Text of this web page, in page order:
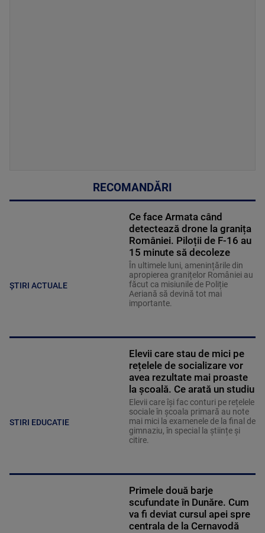
RECOMANDĂRI
ȘTIRI ACTUALE
Ce face Armata când
detectează drone la granița
României. Piloții de F-16 au
15 minute să decoleze
În ultimele luni, amenințările din
apropierea granițelor României au
făcut ca misiunile de Poliție
Aeriană să devină tot mai
importante.
STIRI EDUCATIE
Elevii care stau de mici pe
rețelele de socializare vor
avea rezultate mai proaste
la școală. Ce arată un studiu
Elevii care îşi fac conturi pe rețelele
sociale în școala primară au note
mai mici la examenele de la final de
gimnaziu, în special la științe și
citire.
Primele două barje
scufundate în Dunăre. Cum
va fi deviat cursul apei spre
centrala de la Cernavodă